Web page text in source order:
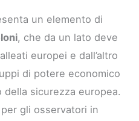
un elemento di
, che da un lato deve
europei e dall’altro
di potere economico
sicurezza europea.
gli osservatori in